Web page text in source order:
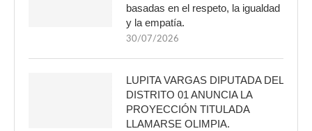
basadas en el respeto, la igualdad
y la empatía.
30/07/2026
LUPITA VARGAS DIPUTADA DEL
DISTRITO 01 ANUNCIA LA
PROYECCIÓN TITULADA
LLAMARSE OLIMPIA.